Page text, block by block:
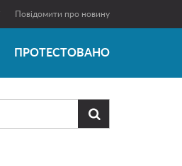
Повідомити про новину
ПРОТЕСТОВАНО
